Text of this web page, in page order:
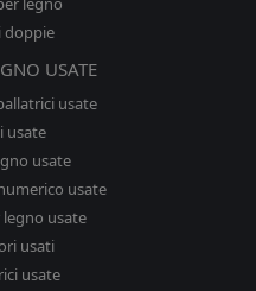
doppie
USATE
usate
usate
usate
usate
usate
usati
usate